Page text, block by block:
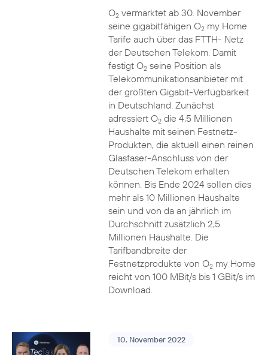
O2vermarktet ab 30. November
seine gigabitfähigen O2my Home
Tarife auch über das FTTH- Netz
der Deutschen Telekom. Damit
festigt O2seine Position als
Telekommunikationsanbieter mit
der größten Gigabit-Verfügbarkeit
in Deutschland. Zunächst
adressiert O2die 4,5 Millionen
Haushalte mit seinen Festnetz-
Produkten, die aktuell einen reinen
Glasfaser-Anschluss von der
Deutschen Telekom erhalten
können. Bis Ende 2024 sollen dies
mehr als 10 Millionen Haushalte
sein und von da an jährlich im
Durchschnitt zusätzlich 2,5
Millionen Haushalte. Die
Tarifbandbreite der
Festnetzprodukte von O2my Home
reicht von 100 MBit/s bis 1 GBit/s im
Download.
10. November 2022